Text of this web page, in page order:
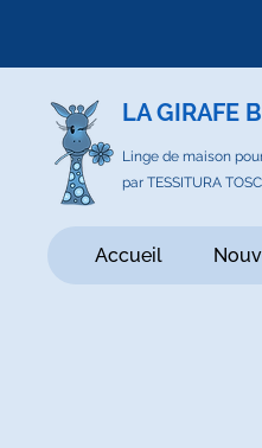
LA GIRAFE
Linge de maison
par TESSITURA
Accueil